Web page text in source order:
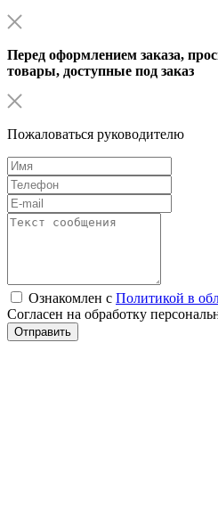
Перед оформлением заказа,
товары, доступные под заказ
Пожаловаться руководителю
Ознакомлен с Политикой в
Согласен на обработку
Отправить